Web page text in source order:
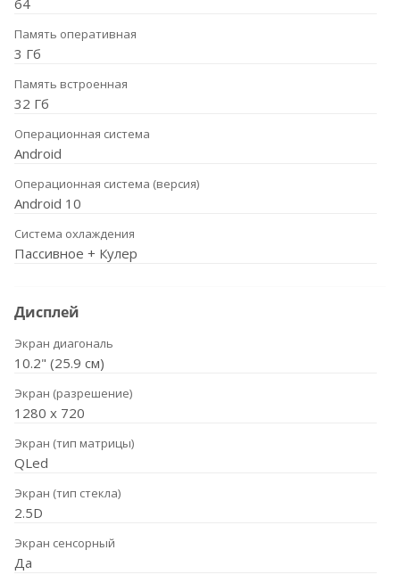
64
Память оперативная
3 Гб
Память встроенная
32 Гб
Операционная система
Android
Операционная система (версия)
Android 10
Система охлаждения
Пассивное + Кулер
Дисплей
Экран диагональ
10.2" (25.9 см)
Экран (разрешение)
1280 х 720
Экран (тип матрицы)
QLed
Экран (тип стекла)
2.5D
Экран сенсорный
Да